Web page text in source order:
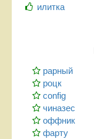
илитка
рарный
роцк
config
чиназес
оффник
фарту